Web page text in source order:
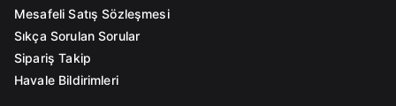
Mesafeli Satış Sözleşmesi
Sıkça Sorulan Sorular
Sipariş Takip
Havale Bildirimleri